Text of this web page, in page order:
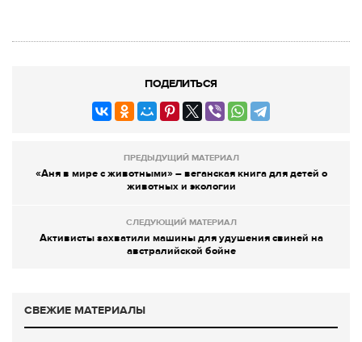
ПОДЕЛИТЬСЯ
ПРЕДЫДУЩИЙ МАТЕРИАЛ
«Аня в мире с животными» – веганская книга для детей о
животных и экологии
СЛЕДУЮЩИЙ МАТЕРИАЛ
Активисты захватили машины для удушения свиней на
австралийской бойне
СВЕЖИЕ МАТЕРИАЛЫ